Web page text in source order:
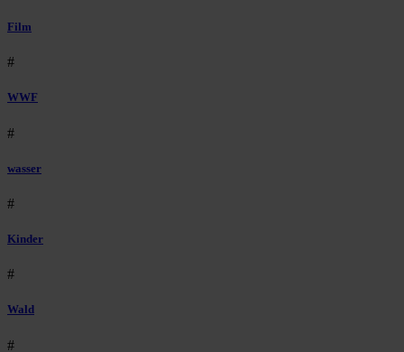
Film
#
WWF
#
wasser
#
Kinder
#
Wald
#